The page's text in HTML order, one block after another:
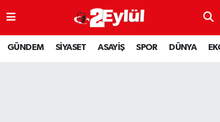
GÜNDEM SİYASET ASAYİŞ SPOR DÜNYA
ASAYİŞ
DÜNYA
Nöbetçi Eczaneler
Hava Durumu